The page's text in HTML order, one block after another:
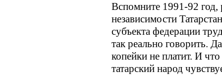
Вспомните 1991-92 год,
независимости
субъекта федерации
так реально говорить.
копейки не платит. И
татарский народ